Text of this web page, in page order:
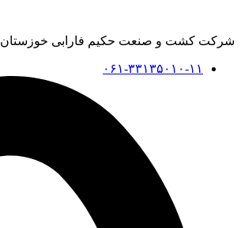
شرکت کشت و صنعت حکیم فارابی خوزستان
۰۶۱-۳۳۱۳۵۰۱۰-۱۱